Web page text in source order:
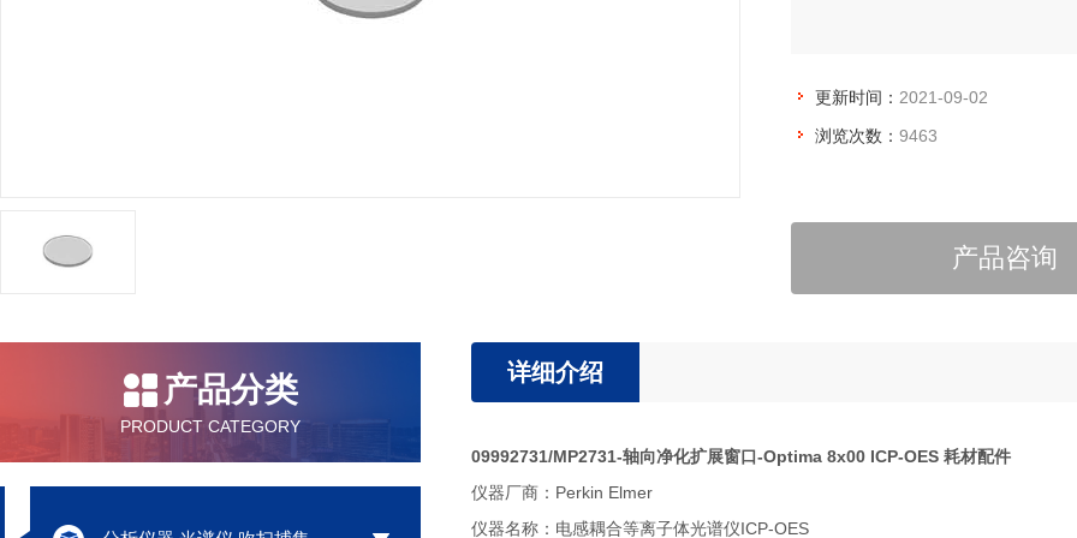
更新时间： 2021-09-02
浏览次数： 9463
产品咨询
产品分类
PRODUCT CATEGORY
详细介绍
09992731/MP2731-轴向净化扩展窗口-Optima 8x00 ICP-OES 耗材配件
仪器厂商：Perkin Elmer
仪器名称：电感耦合等离子体光谱仪ICP-OES